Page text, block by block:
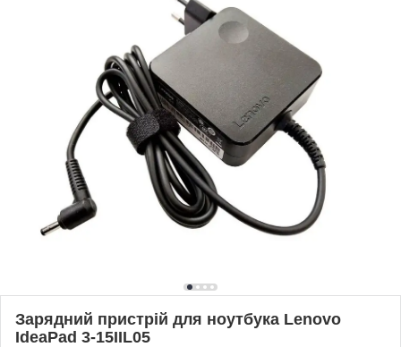
Зарядний пристрій для ноутбука Lenovo
IdeaPad 3-15IIL05